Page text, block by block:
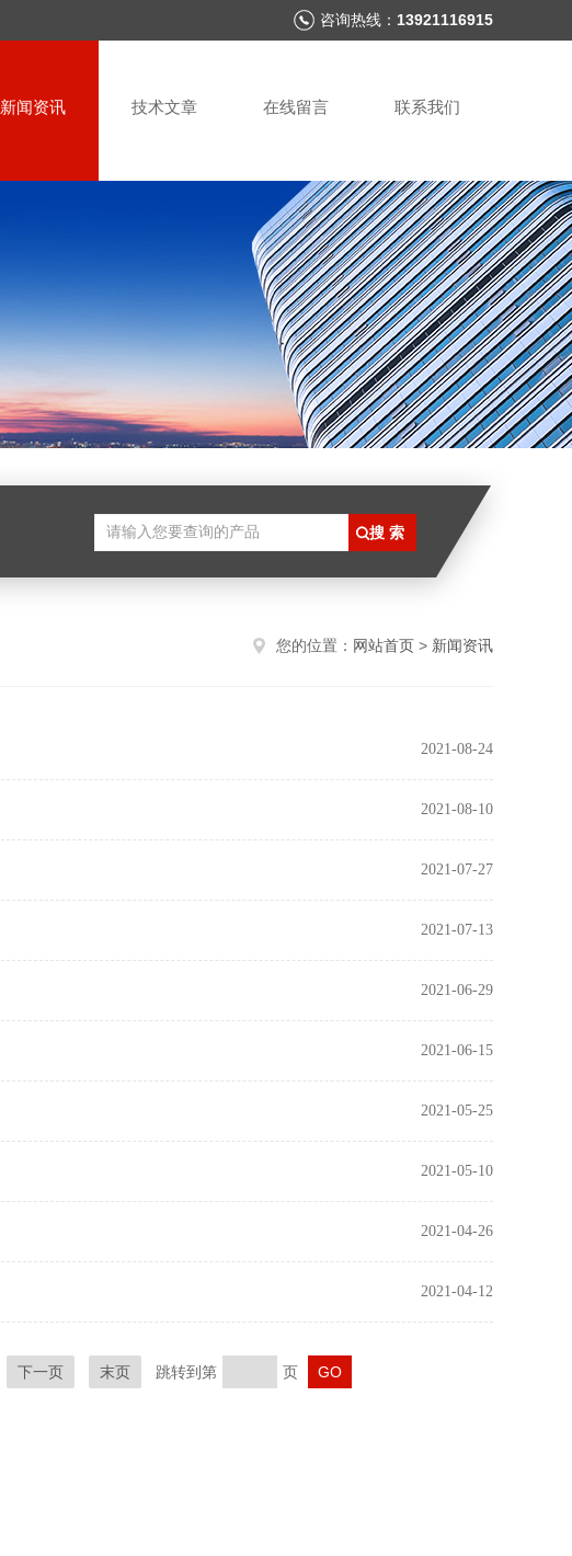
咨询热线： 13921116915
新闻资讯 技术文章 在线留言 联系我们
您的位置： 网站首页 > 新闻资讯
2021-08-24
2021-08-10
2021-07-27
2021-07-13
2021-06-29
2021-06-15
2021-05-25
2021-05-10
2021-04-26
2021-04-12
下一页 末页 跳转到第 页